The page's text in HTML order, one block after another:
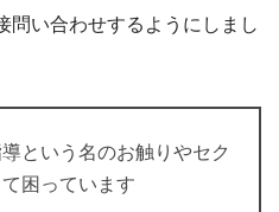
問い合わせするようにしまし
という名のお触りやセク
て困っています